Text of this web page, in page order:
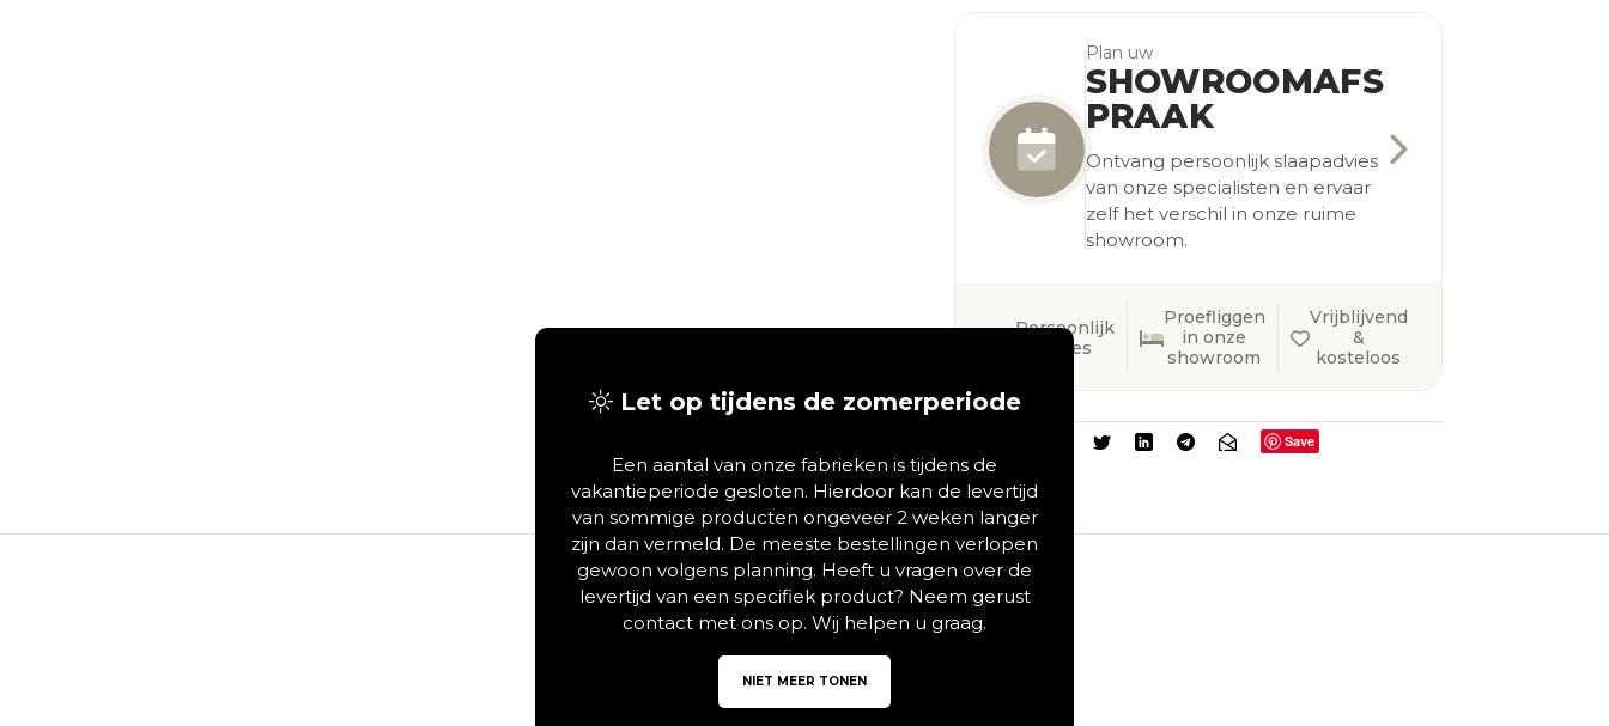
Plan uw
SHOWROOMAFS
PRAAK
Ontvang persoonlijk slaapadvies
van onze specialisten en ervaar
zelf het verschil in onze ruime
showroom.
Persoonlijk
advies
Proefliggen
in onze
showroom
Vrijblijvend
&
kosteloos
Save
Beschrijving Aanvullende informatie
Let op tijdens de zomerperiode
Een aantal van onze fabrieken is tijdens de
vakantieperiode gesloten. Hierdoor kan de levertijd
van sommige producten ongeveer 2 weken langer
zijn dan vermeld. De meeste bestellingen verlopen
gewoon volgens planning. Heeft u vragen over de
levertijd van een specifiek product? Neem gerust
contact met ons op. Wij helpen u graag.
NIET MEER TONEN